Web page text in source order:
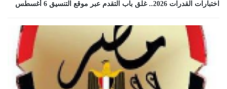
اختبارات القدرات 2026.. غلق باب التقدم عبر موقع التنسيق 6 أغسطس